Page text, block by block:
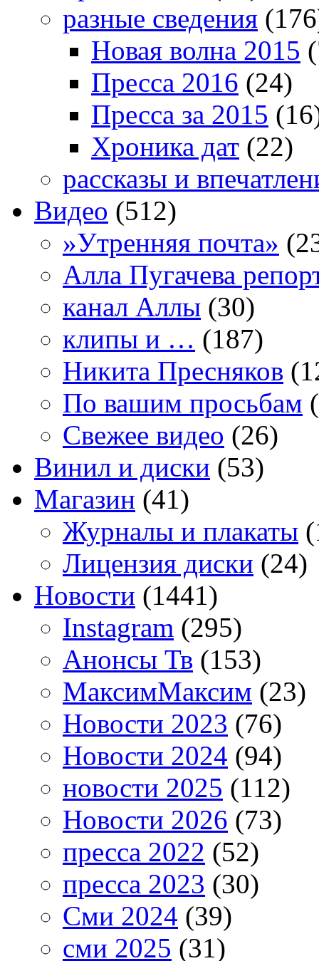
разные сведения
Новая волна 2015
Пресса 2016 (24)
Пресса за 2015
Хроника дат (22)
рассказы и
Видео (512)
»Утренняя почта»
Алла Пугачева
канал Аллы (30)
клипы и … (187)
Никита Пресняков
По вашим просьбам
Свежее видео (26)
Винил и диски (53)
Магазин (41)
Журналы и плакаты
Лицензия диски (24)
Новости (1441)
Instagram (295)
Анонсы Тв (153)
МаксимМаксим (23)
Новости 2023 (76)
Новости 2024 (94)
новости 2025 (112)
Новости 2026 (73)
пресса 2022 (52)
пресса 2023 (30)
Сми 2024 (39)
сми 2025 (31)